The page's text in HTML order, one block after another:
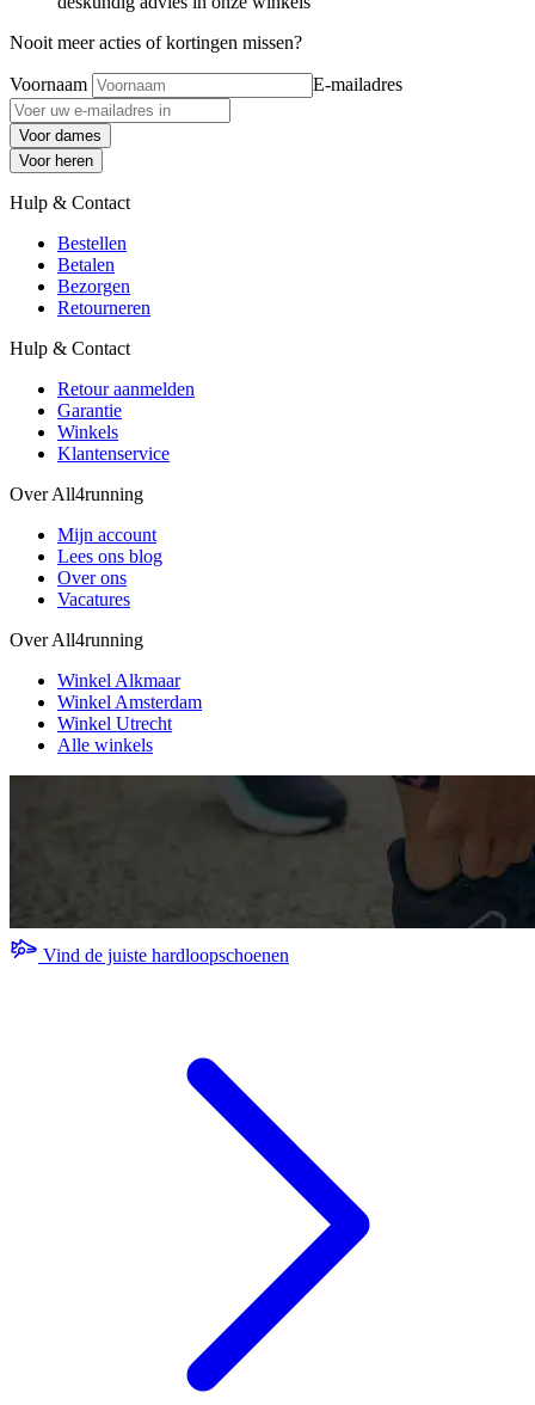
Nooit meer acties of kortingen missen?
Voornaam E-mailadres
Voor dames
Voor heren
Hulp & Contact
Bestellen
Betalen
Bezorgen
Retourneren
Hulp & Contact
Retour aanmelden
Garantie
Winkels
Klantenservice
Over All4running
Mijn account
Lees ons blog
Over ons
Vacatures
Over All4running
Winkel Alkmaar
Winkel Amsterdam
Winkel Utrecht
Alle winkels
Vind de juiste hardloopschoenen